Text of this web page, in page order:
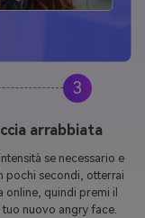
3
arrabbiata
se necessario e
pochi secondi, otterrai
quindi premi il
nuovo angry face.